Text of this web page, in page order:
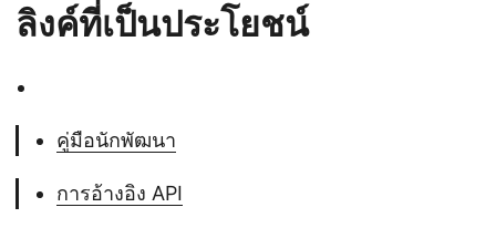
ลิงค์ที่เป็นประโยชน์
คู่มือนักพัฒนา
การอ้างอิง API